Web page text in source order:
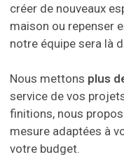
créer de nouveaux
maison ou repenser
notre équipe sera là
Nous mettons plus
service de vos
finitions, nous
mesure adaptées à
votre budget.